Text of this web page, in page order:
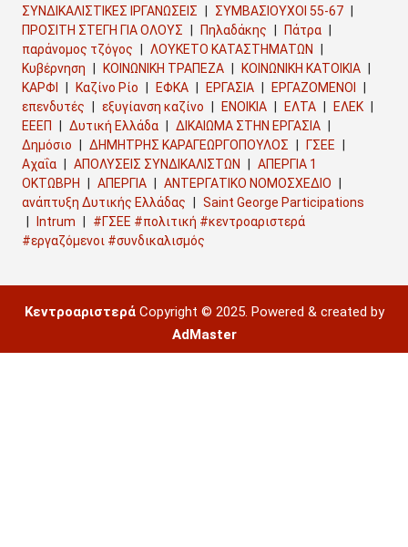
ΣΥΝΔΙΚΑΛΙΣΤΙΚΕΣ ΙΡΓΑΝΩΣΕΙΣ
ΣΥΜΒΑΣΙΟΥΧΟΙ 55-67
ΠΡΟΣΙΤΗ ΣΤΕΓΗ ΓΙΑ ΟΛΟΥΣ
Πηλαδάκης
Πάτρα
παράνομος τζόγος
ΛΟΥΚΕΤΟ ΚΑΤΑΣΤΗΜΑΤΩΝ
Κυβέρνηση
ΚΟΙΝΩΝΙΚΗ ΤΡΑΠΕΖΑ
ΚΟΙΝΩΝΙΚΗ ΚΑΤΟΙΚΙΑ
ΚΑΡΦΙ
Καζίνο Ρίο ΕΦΚΑ ΕΡΓΑΣΙΑ
ΕΡΓΑΖΟΜΕΝΟΙ
επενδυτές
εξυγίανση καζίνο ΕΝΟΙΚΙΑ ΕΛΤΑ
ΕΛΕΚ
ΕΕΕΠ
Δυτική Ελλάδα
ΔΙΚΑΙΩΜΑ ΣΤΗΝ ΕΡΓΑΣΙΑ
Δημόσιο
ΔΗΜΗΤΡΗΣ ΚΑΡΑΓΕΩΡΓΟΠΟΥΛΟΣ
ΓΣΕΕ
Αχαΐα
ΑΠΟΛΥΣΕΙΣ ΣΥΝΔΙΚΑΛΙΣΤΩΝ
ΑΠΕΡΓΙΑ 1
ΟΚΤΩΒΡΗ
ΑΠΕΡΓΙΑ
ΑΝΤΕΡΓΑΤΙΚΟ ΝΟΜΟΣΧΕΔΙΟ
ανάπτυξη Δυτικής Ελλάδας
Saint George Participations
Intrum
#ΓΣΕΕ #πολιτική #κεντροαριστερά
#εργαζόμενοι #συνδικαλισμός
ΚεντροαριστεράCopyright © 2025. Powered & created by
AdMaster